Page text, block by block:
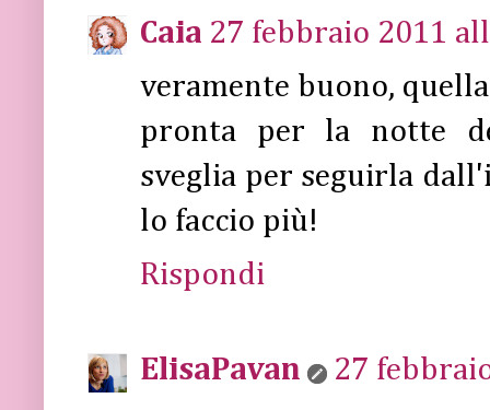
Caia 27 febbraio 2011
veramente buono,
pronta per la notte
sveglia per seguirla
lo faccio più!
Rispondi
ElisaPavan
27